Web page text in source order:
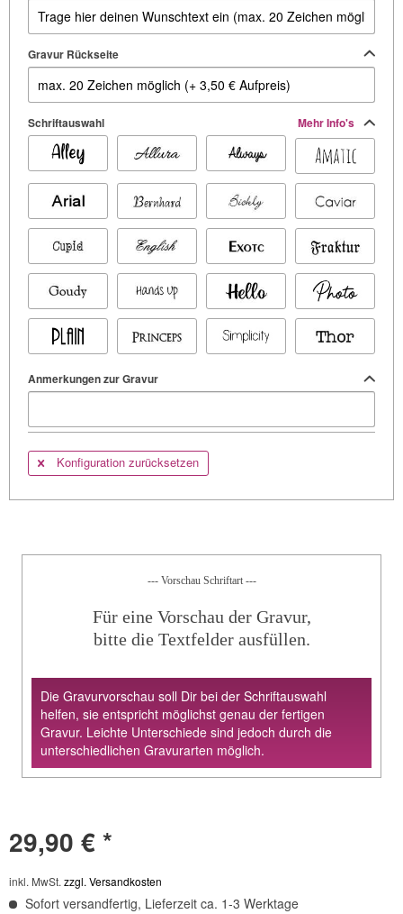
Gravur Rückseite
Schriftauswahl Mehr Info's
Anmerkungen zur Gravur
Konfiguration zurücksetzen
--- Vorschau Schriftart ---
Für eine Vorschau der Gravur,
bitte die Textfelder ausfüllen.
Die Gravurvorschau soll Dir bei der Schriftauswahl
helfen, sie entspricht möglichst genau der fertigen
Gravur. Leichte Unterschiede sind jedoch durch die
unterschiedlichen Gravurarten möglich.
29,90 € *
inkl. MwSt.zzgl. Versandkosten
Sofort versandfertig, Lieferzeit ca. 1-3 Werktage